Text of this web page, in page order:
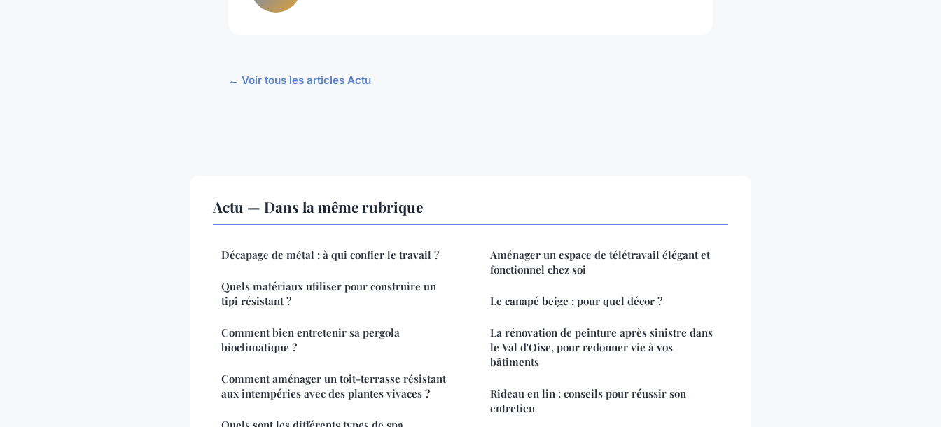
← Voir tous les articles Actu
Actu — Dans la même rubrique
Décapage de métal : à qui confier le travail ?
Quels matériaux utiliser pour construire un
tipi résistant ?
Comment bien entretenir sa pergola
bioclimatique ?
Comment aménager un toit-terrasse résistant
aux intempéries avec des plantes vivaces ?
Aménager un espace de télétravail élégant et
fonctionnel chez soi
Le canapé beige : pour quel décor ?
La rénovation de peinture après sinistre dans
le Val d'Oise, pour redonner vie à vos
bâtiments
Rideau en lin : conseils pour réussir son
entretien